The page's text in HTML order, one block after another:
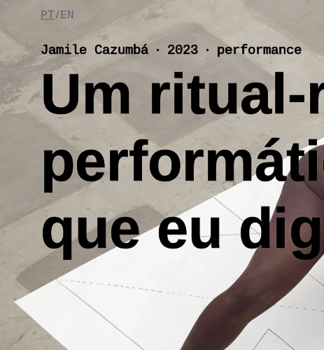
content
PT/EN
Jamile Cazumbá ‧ 2023 ‧ performance
Um ritual-
que eu